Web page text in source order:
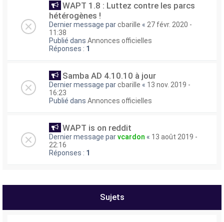
WAPT 1.8 : Luttez contre les parcs
hétérogènes !
Dernier message parcbarille « 27 févr. 2020 -
11:38
Publié dans Annonces officielles
Réponses : 1
Samba AD 4.10.10 à jour
Dernier message parcbarille « 13 nov. 2019 -
16:23
Publié dans Annonces officielles
WAPT is on reddit
Dernier message parvcardon « 13 août 2019 -
22:16
Réponses : 1
Sujets